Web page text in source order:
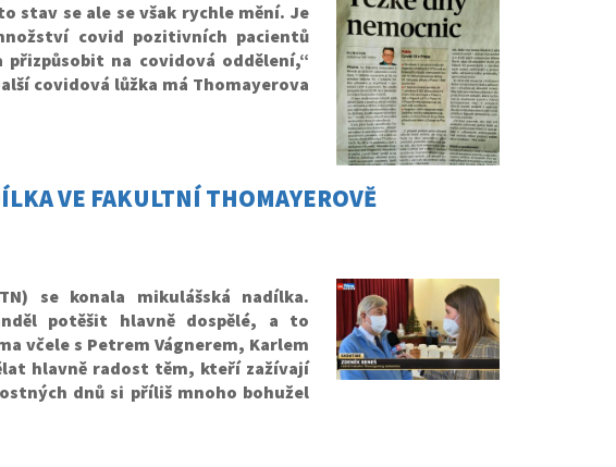
stav se ale se však rychle mění. Je
covid pozitivních pacientů
na covidová oddělení,“
covidová lůžka má Thomayerova
VE FAKULTNÍ THOMAYEROVĚ
se konala mikulášská nadílka.
potěšit hlavně dospělé, a to
včele s Petrem Vágnerem, Karlem
hlavně radost těm, kteří zažívají
dnů si příliš mnoho bohužel